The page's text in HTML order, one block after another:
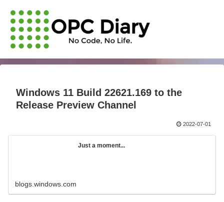
Windows 11 Build 22621.169 to the
Release Preview Channel
2022-07-01
Just a moment...
blogs.windows.com